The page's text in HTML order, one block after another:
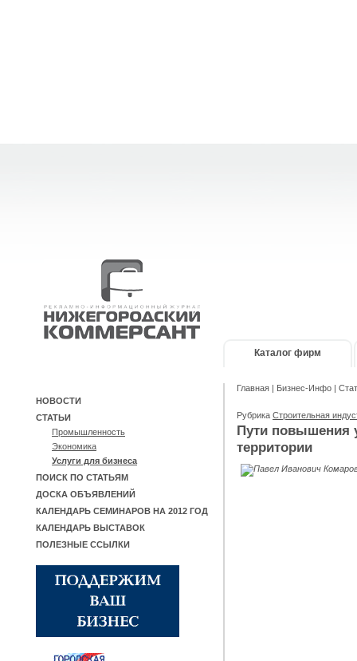
Каталог фирм
НОВОСТИ
СТАТЬИ
Промышленность
Экономика
Услуги для бизнеса
ПОИСК ПО СТАТЬЯМ
ДОСКА ОБЪЯВЛЕНИЙ
КАЛЕНДАРЬ СЕМИНАРОВ НА 2012 ГОД
КАЛЕНДАРЬ ВЫСТАВОК
ПОЛЕЗНЫЕ ССЫЛКИ
Главная | Бизнес-Инфо |
Рубрика Строительная
Пути повышения
территории